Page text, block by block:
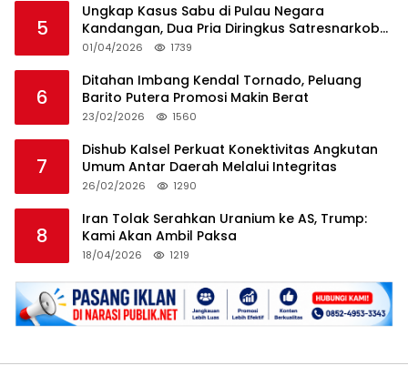
5
Ungkap Kasus Sabu di Pulau Negara
Kandangan, Dua Pria Diringkus Satresnarkoba
HSS
01/04/2026 1739
6
Ditahan Imbang Kendal Tornado, Peluang
Barito Putera Promosi Makin Berat
23/02/2026 1560
7
Dishub Kalsel Perkuat Konektivitas Angkutan
Umum Antar Daerah Melalui Integritas
26/02/2026 1290
8
Iran Tolak Serahkan Uranium ke AS, Trump:
Kami Akan Ambil Paksa
18/04/2026 1219